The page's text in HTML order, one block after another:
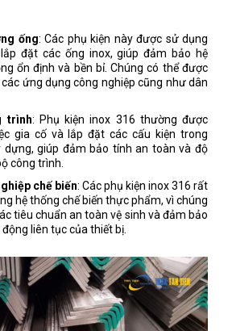
ống: Các phụ kiện này được sử dụng
đặt các ống inox, giúp đảm bảo hệ
ổn định và bền bỉ. Chúng có thể được
ứng dụng công nghiệp cũng như dân
trình: Phụ kiện inox 316 thường được
gia cố và lắp đặt các cấu kiện trong
dựng, giúp đảm bảo tính an toàn và độ
công trình.
chế biến: Các phụ kiện inox 316 rất
hệ thống chế biến thực phẩm, vì chúng
tiêu chuẩn an toàn vệ sinh và đảm bảo
liên tục của thiết bị.